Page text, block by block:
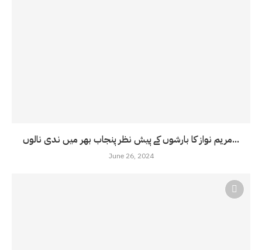
مریم نواز کا بارشوں کے پیش نظر پنجاب بھر میں ندی نالوں...
June 26, 2024